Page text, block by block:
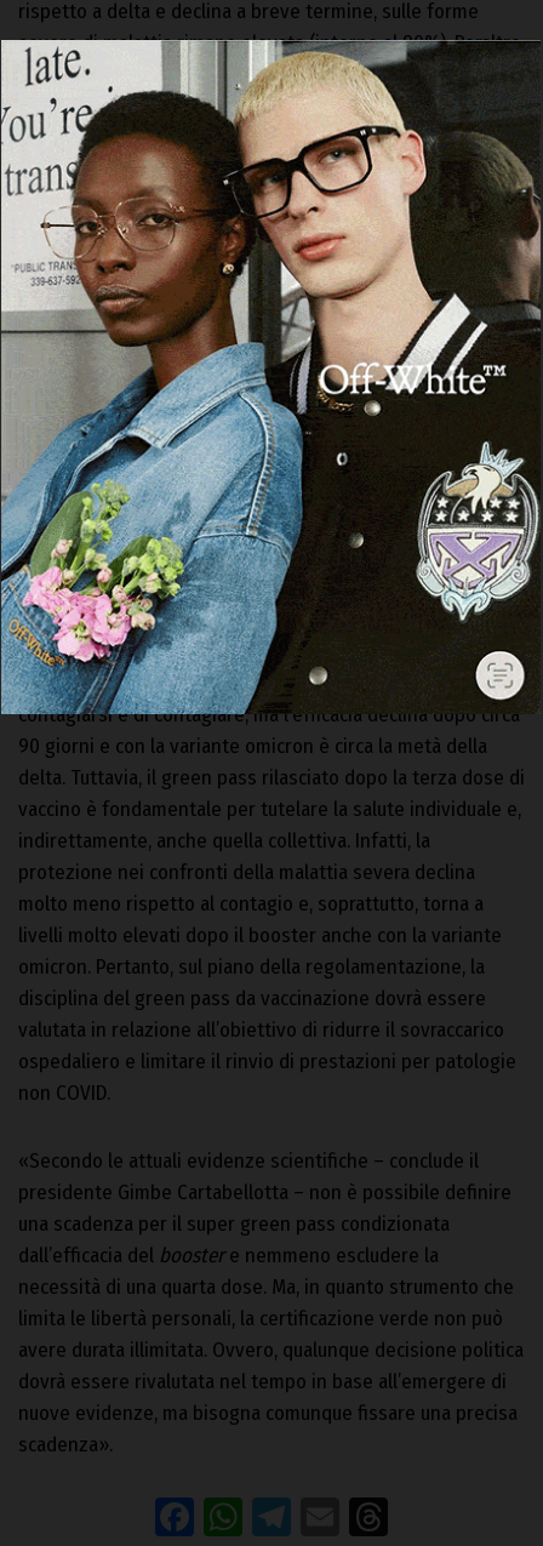
rispetto a delta e declina a breve termine, sulle forme
severe di malattia rimane elevata (intorno al 90%). Peraltro,
secondo due studi condotti nel Regno Unito e negli USA, la
protezione verso la malattia grave permane oltre i 3 mesi
dall’effettuazione del
booster
, ma non esistono dati a
lungo termine.
«In altre parole – spiega il Presidente della Fondazione
Gimbe – è impossibile allineare la durata dell’estensione
del green pass all’efficacia della terza dose, perché quella
sul contagio ha una durata troppo breve e quella sulla
malattia grave a lungo termine non è nota. D’altro canto,
come già ribadito dall’EMA, a oggi non ci sono evidenze
scientifiche per supportare la somministrazione di una
quarta dose nella popolazione generale – che andrebbe a
definire la nuova scadenza del certificato verde – ma non
si può nemmeno escludere che possa essere necessaria in
futuro. Ecco perché l’utilità del green pass va oggi
rivalutato secondo una prospettiva differente».
Il green pass, infatti, oggi è poco efficace nell’arginare la
diffusione del virus: la vaccinazione riduce il rischio di
contagiarsi e di contagiare, ma l’efficacia declina dopo circa
90 giorni e con la variante omicron è circa la metà della
delta. Tuttavia, il green pass rilasciato dopo la terza dose di
vaccino è fondamentale per tutelare la salute individuale e,
indirettamente, anche quella collettiva. Infatti, la
protezione nei confronti della malattia severa declina
molto meno rispetto al contagio e, soprattutto, torna a
livelli molto elevati dopo il booster anche con la variante
omicron. Pertanto, sul piano della regolamentazione, la
disciplina del green pass da vaccinazione dovrà essere
valutata in relazione all’obiettivo di ridurre il sovraccarico
ospedaliero e limitare il rinvio di prestazioni per patologie
non COVID.
«Secondo le attuali evidenze scientifiche – conclude il
presidente Gimbe Cartabellotta – non è possibile definire
una scadenza per il super green pass condizionata
dall’efficacia del boostere nemmeno escludere la
necessità di una quarta dose. Ma, in quanto strumento che
limita le libertà personali, la certificazione verde non può
avere durata illimitata. Ovvero, qualunque decisione politica
dovrà essere rivalutata nel tempo in base all’emergere di
nuove evidenze, ma bisogna comunque fissare una precisa
scadenza».
Facebook
WhatsApp
Telegram
Email